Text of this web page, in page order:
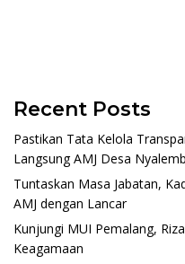
Recent Posts
Pastikan Tata Kelola
Langsung AMJ Desa
Tuntaskan Masa Jabatan,
AMJ dengan Lancar
Kunjungi MUI Pemalang,
Keagamaan